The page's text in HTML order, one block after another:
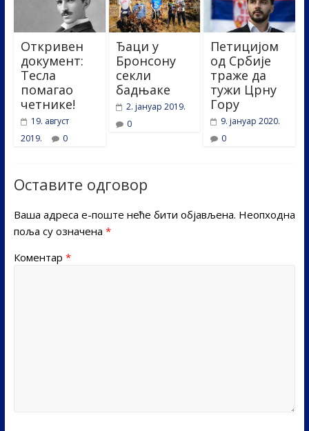
Откривен
документ:
Тесла
помагао
четнике!
19. август
2019.
0
Ђаци у
Бронсону
секли
бадњаке
2. јануар 2019.
0
Петицијом
од Србије
траже да
тужи Црну
Гору
9. јануар 2020.
0
Оставите одговор
Ваша адреса е-поште неће бити објављена. Неопходна
поља су означена *
Коментар *